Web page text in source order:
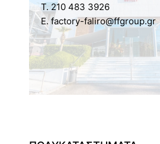
Τ. 210 483 3926
E. factory-faliro@ffgroup.gr